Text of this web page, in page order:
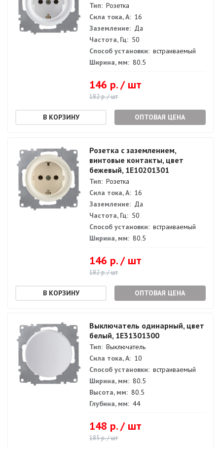
Тип: Розетка
Сила тока, А: 16
Заземление: Да
Частота, Гц: 50
Способ установки: встраиваемый
Ширина, мм: 80.5
146 р. / шт
182 р. / шт
ОПТОВАЯ ЦЕНА
Розетка с заземлением,
винтовые контакты, цвет
бежевый, 1E10201301
Тип: Розетка
Сила тока, А: 16
Заземление: Да
Частота, Гц: 50
Способ установки: встраиваемый
Ширина, мм: 80.5
146 р. / шт
182 р. / шт
ОПТОВАЯ ЦЕНА
Выключатель одинарный, цвет
белый, 1E31301300
Тип: Выключатель
Сила тока, А: 10
Способ установки: встраиваемый
Ширина, мм: 80.5
Высота, мм: 80.5
Глубина, мм: 44
148 р. / шт
185 р. / шт